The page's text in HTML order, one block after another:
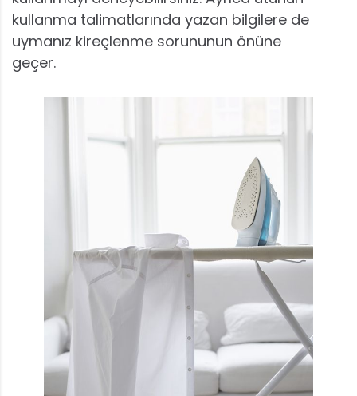
kullanma talimatlarında yazan bilgilere de
uymanız kireçlenme sorununun önüne
geçer.